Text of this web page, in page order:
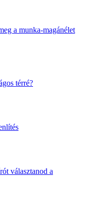
a munka-magánélet
térré?
választanod a